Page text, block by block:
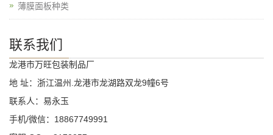
薄膜面板种类
联系我们
龙港市万旺包装制品厂
地 址：浙江温州.龙港市龙湖路双龙9幢6号
联系人：易永玉
手机/微信：18867749991